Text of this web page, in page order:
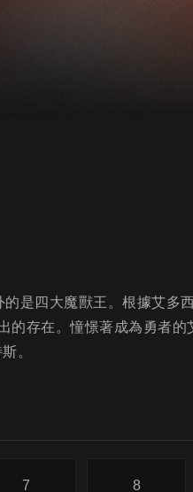
是四大魔獸王。根據艾多
的存在。憧憬著成為勇者的
。
7 8